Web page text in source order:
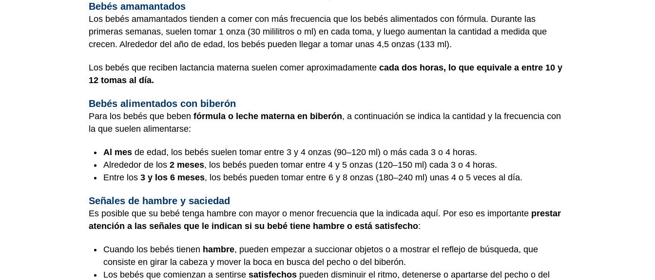
Bebés amamantados
Los bebés amamantados tienden a comer con más frecuencia que los bebés alimentados con fórmula. Durante las
primeras semanas, suelen tomar 1 onza (30 mililitros o ml) en cada toma, y luego aumentan la cantidad a medida que
crecen. Alrededor del año de edad, los bebés pueden llegar a tomar unas 4,5 onzas (133 ml).
Los bebés que reciben lactancia materna suelen comer aproximadamente cada dos horas, lo que equivale a entre 10 y
12 tomas al día.
Bebés alimentados con biberón
Para los bebés que beben fórmula o leche materna en biberón, a continuación se indica la cantidad y la frecuencia con
la que suelen alimentarse:
Al mes de edad, los bebés suelen tomar entre 3 y 4 onzas (90–120 ml) o más cada 3 o 4 horas.
Alrededor de los 2 meses, los bebés pueden tomar entre 4 y 5 onzas (120–150 ml) cada 3 o 4 horas.
Entre los 3 y los 6 meses, los bebés pueden tomar entre 6 y 8 onzas (180–240 ml) unas 4 o 5 veces al día.
Señales de hambre y saciedad
Es posible que su bebé tenga hambre con mayor o menor frecuencia que la indicada aquí. Por eso es importante prestar
atención a las señales que le indican si su bebé tiene hambre o está satisfecho:
Cuando los bebés tienen hambre, pueden empezar a succionar objetos o a mostrar el reflejo de búsqueda, que
consiste en girar la cabeza y mover la boca en busca del pecho o del biberón.
Los bebés que comienzan a sentirse satisfechos pueden disminuir el ritmo, detenerse o apartarse del pecho o del